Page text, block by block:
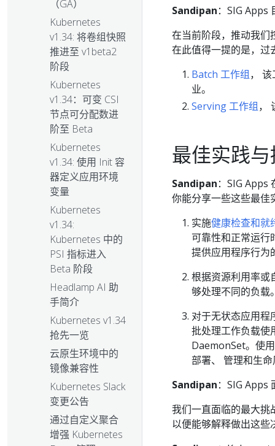
（GA）
Kubernetes
v1.34: 将卷组快照
推进至 v1beta2
阶段
Kubernetes
v1.34：可变 CSI
节点可分配数进
阶至 Beta
Kubernetes
v1.34: 使用 Init 容
器定义应用环境
变量
Kubernetes
v1.34:
Kubernetes 中的
PSI 指标进入
Beta 阶段
Headlamp AI 助
手简介
Kubernetes v1.34
抢先一览
云原生环境中的
镜像兼容性
Kubernetes Slack
变更公告
通过自定义聚合
增强 Kubernetes
Sandipan：SIG Apps
在当前阶段，推动我们
在此值得一提的是，过
Batch 工作组，
业。
Serving 工作组，
最佳实践
Sandipan：SIG Apps
你能分享一些这些最佳
实施健康检查和就
可靠性和正常运行
提供应用程序行为
根据资源利用率或
够处理不同的负载
对于无状态应用
批处理工作负载使
DaemonSet。使
部署、 管理和生
Sandipan：SIG Apps
我们一直面临的最大挑
以便能够解释做出这些